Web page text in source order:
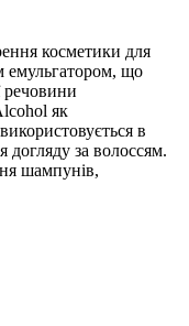
косметики для
емульгатором, що
речовини
як
в
догляду за волоссям.
шампунів,